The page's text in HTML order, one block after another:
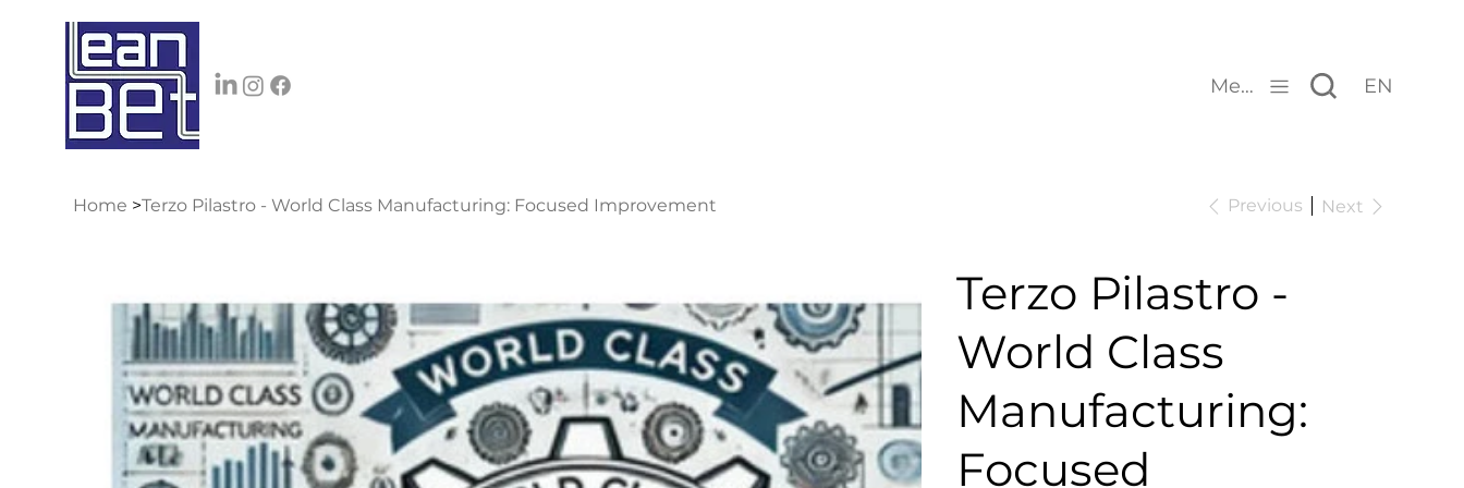
Menu EN
Home >Terzo Pilastro - World Class Manufacturing: Focused Improvement Previous Next
Terzo Pilastro -
World Class
Manufacturing:
Focused